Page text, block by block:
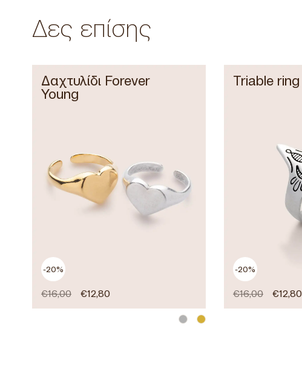
Δες επίσης
-20%
Δαχτυλίδι Forever
Young
€16,00 €12,80
-20%
Triable ring
€16,00 €12,80